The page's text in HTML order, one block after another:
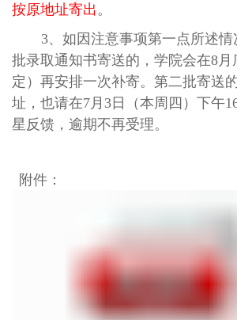
按原地址寄出 。
3、如因注意事项第一点所述
批录取通知书寄送的，学院会在8月
定）再安排一次补寄。第二批寄送
址，也请在7月3日（本周四）下午
星反馈，逾期不再受理。
附件：